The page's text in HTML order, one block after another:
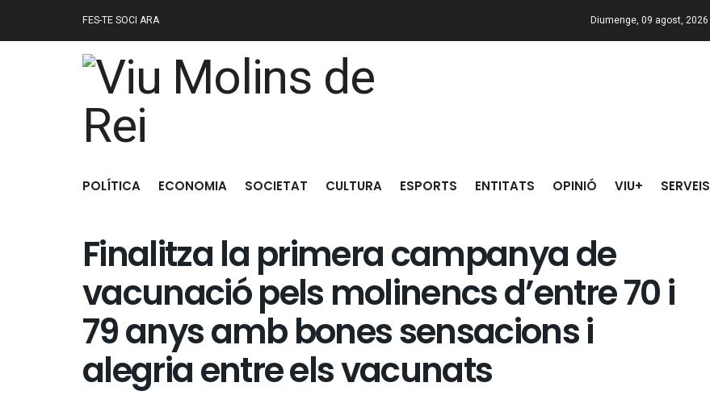
FES-TE SOCI ARA Diumenge, 09 agost, 2026
POLÍTICA ECONOMIA SOCIETAT CULTURA ESPORTS ENTITATS OPINIÓ VIU+ SERVEIS
Finalitza la primera campanya de
vacunació pels molinencs d’entre 70 i
79 anys amb bones sensacions i
alegria entre els vacunats